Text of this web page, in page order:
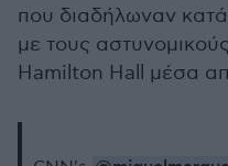
που διαδήλωναν
με τους
Hamilton Hall μέσα